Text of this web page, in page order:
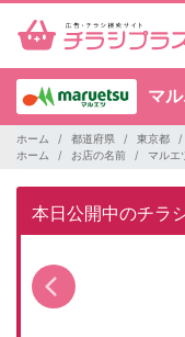
マ
ホーム 都道府県 東京都
ホーム
お店の名前 マルエ
本日公開中のチラ